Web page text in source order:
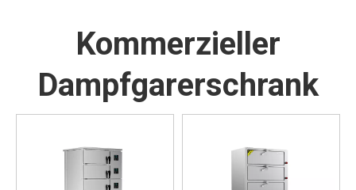
Kommerzieller
Dampfgarerschrank